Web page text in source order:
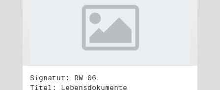
Signatur: RW 06
Titel: Lebensdokumente